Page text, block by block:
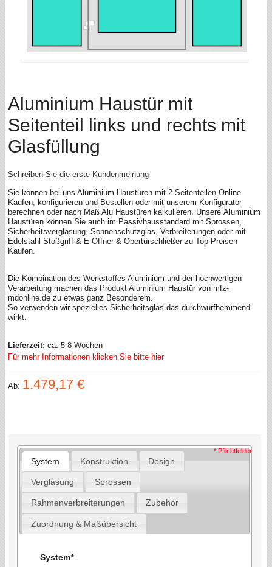
Aluminium Haustür mit
Seitenteil links und rechts mit
Glasfüllung
Schreiben Sie die erste Kundenmeinung
Sie können bei uns Aluminium Haustüren mit 2 Seitenteilen Online
Kaufen, konfigurieren und Bestellen oder mit unserem Konfigurator
berechnen oder nach Maß Alu Haustüren kalkulieren. Unsere Aluminium
Haustüren können Sie auch im Passivhausstandard mit Sprossen,
Sicherheitsverglasung, Sonnenschutzglas, Verbreiterungen oder mit
Edelstahl Stoßgriff & E-Öffner & Obertürschließer zu Top Preisen
Kaufen.
Die Kombination des Werkstoffes Aluminium und der hochwertigen
Verarbeitung machen das Produkt Aluminium Haustür von mfz-
mdonline.de zu etwas ganz Besonderem.
So verwenden wir spezielles Sicherheitsglas das durchwurfhemmend
wirkt.
Lieferzeit: ca. 5-8 Wochen
Für mehr Informationen klicken Sie bitte hier
Ab: 1.479,17 €
System Konstruktion Design
Verglasung Sprossen
Rahmenverbreiterungen Zubehör
Zuordnung & Maßübersicht
System*
* Pflichtfelder